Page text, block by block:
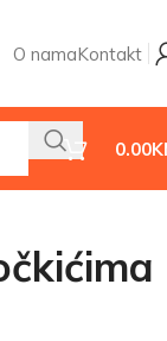
O namaKontakt
0.00